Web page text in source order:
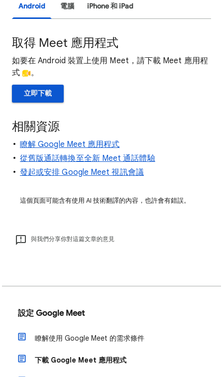
Android 電腦 iPhone 和 iPad
取得 Meet 應用程式
如要在 Android 裝置上使用 Meet，請下載 Meet 應用程
式
。
立即下載
相關資源
瞭解 Google Meet 應用程式
從舊版通話轉換至全新 Meet 通話體驗
發起或安排 Google Meet 視訊會議
這個頁面可能含有使用 AI 技術翻譯的內容，也許會有錯誤。
與我們分享你對這篇文章的意見
設定 Google Meet
瞭解使用 Google Meet 的需求條件
下載 Google Meet 應用程式